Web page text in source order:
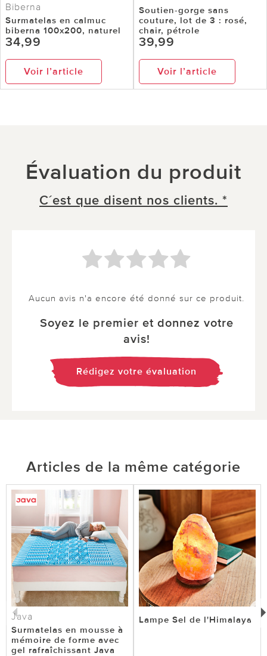
Biberna
Surmatelas en calmuc
biberna 100x200, naturel
34,99
Voir l’article
Soutien-gorge sans
couture, lot de 3 : rosé,
chair, pétrole
39,99
Voir l’article
Évaluation du produit
C´est que disent nos clients. *
Aucun avis n'a encore été donné sur ce produit.
Soyez le premier et donnez votre
avis!
Rédigez votre évaluation
Articles de la même catégorie
Java
Surmatelas en mousse à
mémoire de forme avec
gel rafraîchissant Java
Lampe Sel de l'Himalaya